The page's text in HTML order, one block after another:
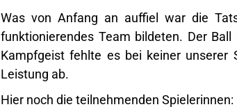
Was von Anfang an auffiel war die
funktionierendes Team bildeten. Der
Kampfgeist fehlte es bei keiner unserer
Leistung ab.
Hier noch die teilnehmenden Spielerinnen: